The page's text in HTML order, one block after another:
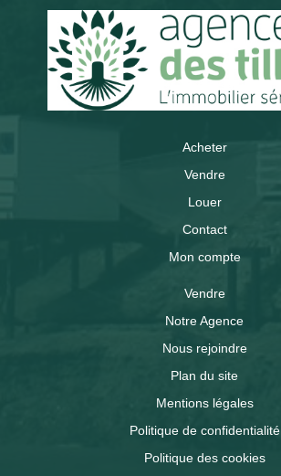
Acheter
Vendre
Louer
Contact
Mon compte
Vendre
Notre Agence
Nous rejoindre
Plan du site
Mentions légales
Politique de confidentialité
Politique des cookies